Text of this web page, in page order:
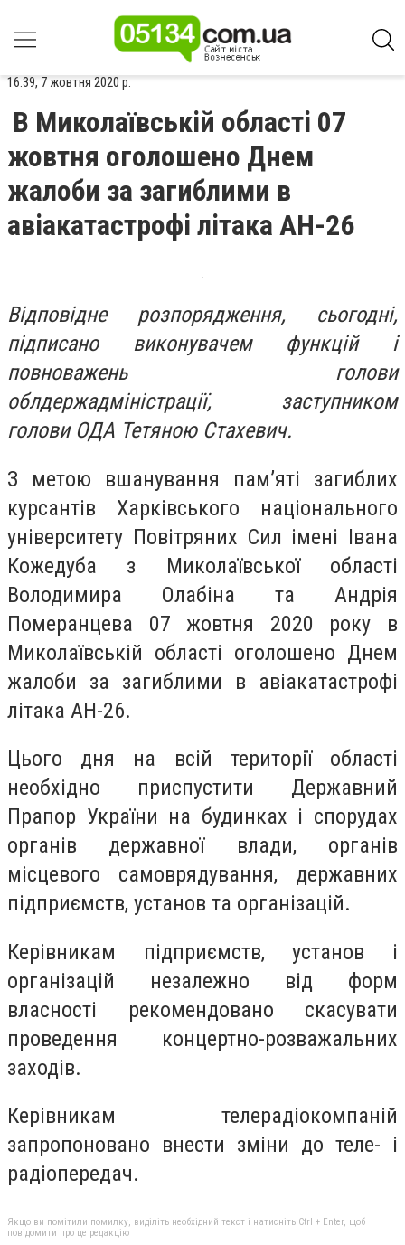
16:39, 7 жовтня 2020 р.
В Миколаївській області 07
жовтня оголошено Днем
жалоби за загиблими в
авіакатастрофі літака АН-26
Відповідне розпорядження, сьогодні,
підписано виконувачем функцій і
повноважень голови
облдержадміністрації, заступником
голови ОДА Тетяною Стахевич.
З метою вшанування пам’яті загиблих
курсантів Харківського національного
університету Повітряних Сил імені Івана
Кожедуба з Миколаївської області
Володимира Олабіна та Андрія
Померанцева 07 жовтня 2020 року в
Миколаївській області оголошено Днем
жалоби за загиблими в авіакатастрофі
літака АН-26.
Цього дня на всій території області
необхідно приспустити Державний
Прапор України на будинках і спорудах
органів державної влади, органів
місцевого самоврядування, державних
підприємств, установ та організацій.
Керівникам підприємств, установ і
організацій незалежно від форм
власності рекомендовано скасувати
проведення концертно-розважальних
заходів.
Керівникам телерадіокомпаній
запропоновано внести зміни до теле- і
радіопередач.
Якщо ви помітили помилку, виділіть необхідний текст і натисніть Ctrl + Enter, щоб
повідомити про це редакцію